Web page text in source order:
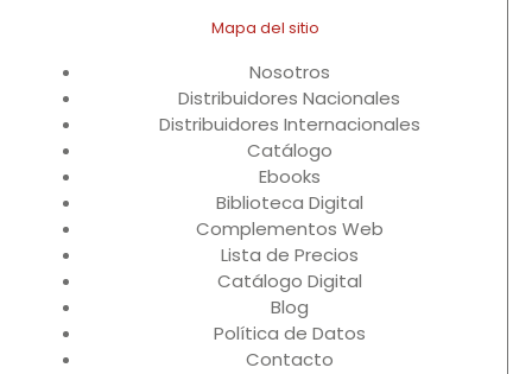
Mapa del sitio
Nosotros
Distribuidores Nacionales
Distribuidores Internacionales
Catálogo
Ebooks
Biblioteca Digital
Complementos Web
Lista de Precios
Catálogo Digital
Blog
Política de Datos
Contacto